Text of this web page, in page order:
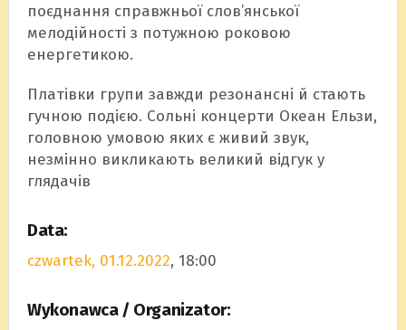
поєднання справжньої слов’янської
мелодійності з потужною роковою
енергетикою.
Платівки групи завжди резонансні й стають
гучною подією. Сольні концерти Океан Ельзи,
головною умовою яких є живий звук,
незмінно викликають великий відгук у
глядачів
Data:
czwartek, 01.12.2022, 18:00
Wykonawca / Organizator: